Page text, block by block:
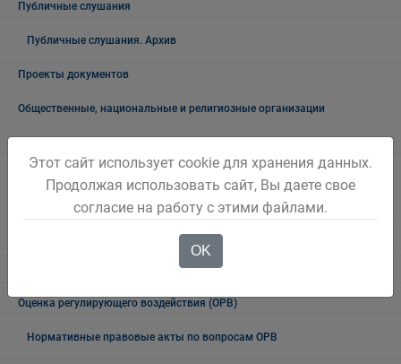
Публичные слушания
Публичные слушания. Архив
Проекты документов
Общественные, национальные и религиозные организации
ПАСПОРТ общественных, общественно-политических и религиозных
формирований Беловского городского округа
Электронный бюллетень Беловского городского округа
Городской информационный центр
Оценка регулирующего воздействия (ОРВ)
Нормативные правовые акты по вопросам ОРВ
Этот сайт использует cookie для хранения данных.
Продолжая использовать сайт, Вы даете свое
согласие на работу с этими файлами.
OK